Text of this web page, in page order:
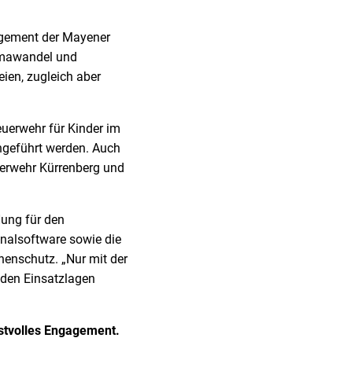
der Mayener
und
zugleich aber
für Kinder im
werden. Auch
Kürrenberg und
für den
sowie die
„Nur mit der
Einsatzlagen
Engagement.